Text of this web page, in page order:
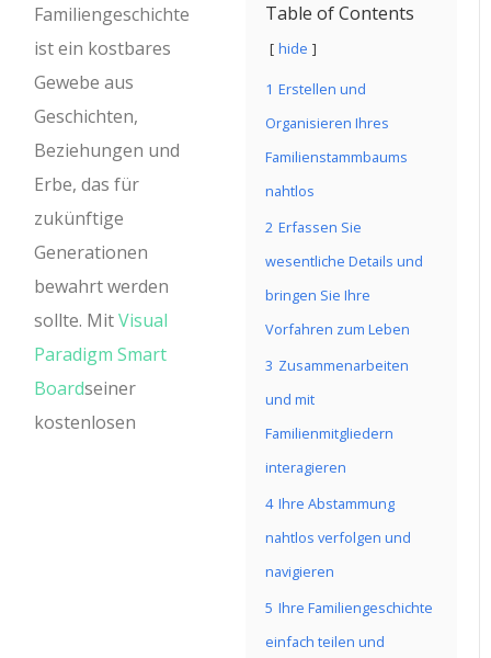
Table of Contents
hide
1 Erstellen und
Organisieren Ihres
Familienstammbaums
nahtlos
2 Erfassen Sie
wesentliche Details und
bringen Sie Ihre
Vorfahren zum Leben
3 Zusammenarbeiten
und mit
Familienmitgliedern
interagieren
4 Ihre Abstammung
nahtlos verfolgen und
navigieren
5 Ihre Familiengeschichte
einfach teilen und
Familiengeschichte
ist ein kostbares
Gewebe aus
Geschichten,
Beziehungen und
Erbe, das für
zukünftige
Generationen
bewahrt werden
sollte. MitVisual
Paradigm Smart
Boardseiner
kostenlosen